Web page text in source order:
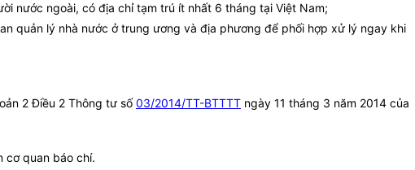
nước ngoài, có địa chỉ tạm trú ít nhất 6 tháng tại Việt Nam;
quản lý nhà nước ở trung ương và địa phương để phối hợp xử lý ngay khi
2 Điều 2 Thông tư số03/2014/TT-BTTTT ngày 11 tháng 3 năm 2014 của
cơ quan báo chí.